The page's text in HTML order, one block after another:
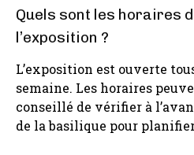
Quels sont les horaires
l’exposition ?
L’exposition est ouverte
semaine. Les horaires
conseillé de vérifier à
de la basilique pour